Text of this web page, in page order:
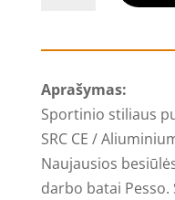
darbo
Pesso
Galaxy
S1P
SRC
Aprašymas:
Sportinio stiliaus
SRC CE /
Naujausios
darbo batai